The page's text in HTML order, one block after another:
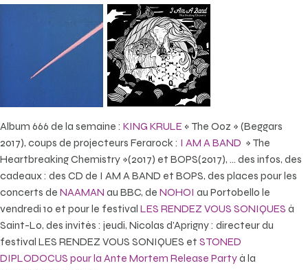
Album 666 de la semaine : KING KRULE « The Ooz » (Beggars
2017), coups de projecteurs Ferarock : I AM A BAND » The
Heartbreaking Chemistry »(2017) et BOPS(2017), … des infos, des
cadeaux : des CD de I AM A BAND et BOPS, des places pour les
concerts de NAAMAN au BBC, de NOHOI au Portobello le
vendredi 10 et pour le festival LES RENDEZ VOUS SONIQUES à
Saint-Lo, des invités : jeudi, Nicolas d’Aprigny : directeur du
festival LES RENDEZ VOUS SONIQUES et STONED
DIPLODOCUS pour la Ante Mortem Release Partyà la